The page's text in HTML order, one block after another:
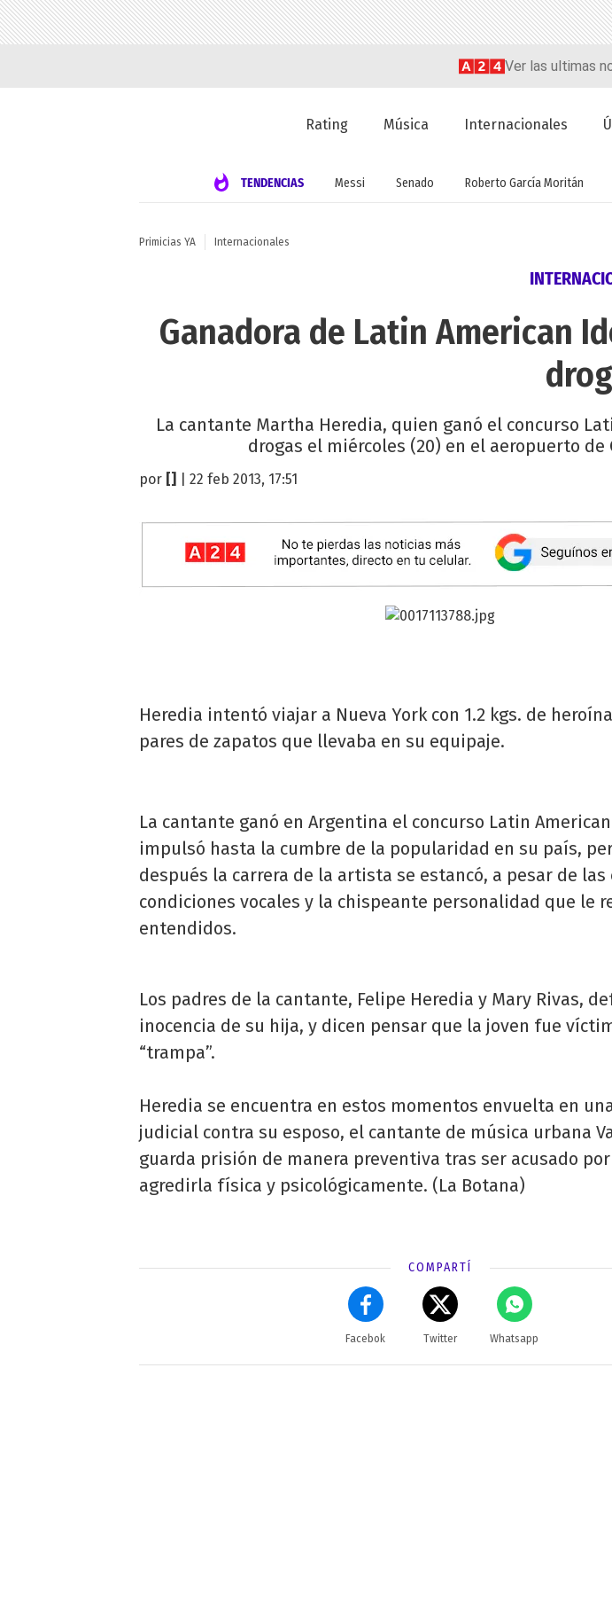
Ver las ultimas
Rating Música Internacionales
TENDENCIAS Messi Senado Roberto García Moritán
Primicias YA Internacionales
Ganadora de Latin American
La cantante Martha Heredia, quien ganó el concurso
drogas el miércoles (20) en el aeropuerto
por | 22 feb 2013, 17:51
Heredia intentó viajar a Nueva York con 1.2 kgs. de
pares de zapatos que llevaba en su equipaje.
La cantante ganó en Argentina el concurso Latin
impulsó hasta la cumbre de la popularidad en su país,
después la carrera de la artista se estancó, a pesar de las
condiciones vocales y la chispeante personalidad que le
entendidos.
Los padres de la cantante, Felipe Heredia y Mary Rivas,
inocencia de su hija, y dicen pensar que la joven fue
“trampa”.
Heredia se encuentra en estos momentos envuelta en
judicial contra su esposo, el cantante de música urbana
guarda prisión de manera preventiva tras ser acusado
agredirla física y psicológicamente. (La Botana)
COMPARTÍ
Facebok Twitter Whatsapp